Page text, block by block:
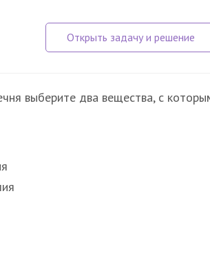
выберите два вещества, с